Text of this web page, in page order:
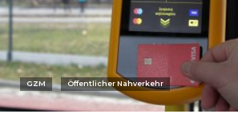
GZM Öffentlicher Nahverkehr